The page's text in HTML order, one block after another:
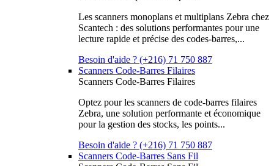
Les scanners monoplans et multiplans Zebra chez
Scantech : des solutions performantes pour une
lecture rapide et précise des codes-barres,...
Besoin d'aide ? (+216) 71 750 887
Scanners Code-Barres Filaires
Scanners Code-Barres Filaires
Optez pour les scanners de code-barres filaires
Zebra, une solution performante et économique
pour la gestion des stocks, les points...
Besoin d'aide ? (+216) 71 750 887
Scanners Code-Barres Sans Fil